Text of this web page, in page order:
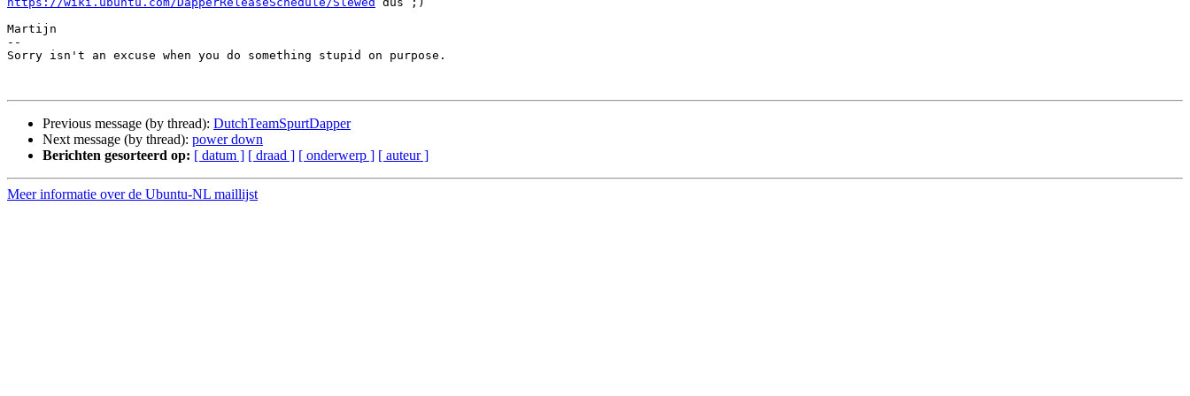
Martijn
--
Sorry isn't an excuse when you do something stupid on purpose.
Previous message (by thread): DutchTeamSpurtDapper
Next message (by thread): power down
Berichten gesorteerd op: [ datum ] [ draad ] [ onderwerp ] [ auteur ]
Meer informatie over de Ubuntu-NL maillijst